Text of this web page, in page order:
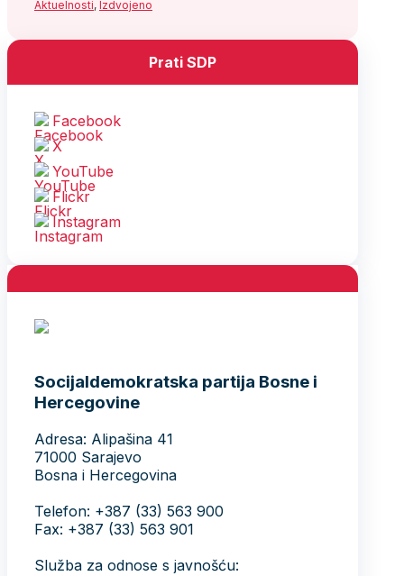
Aktuelnosti, Izdvojeno
Prati SDP
Facebook
X
YouTube
Flickr
Instagram
Socijaldemokratska partija Bosne i
Hercegovine
Adresa: Alipašina 41
71000 Sarajevo
Bosna i Hercegovina
Telefon: +387 (33) 563 900
Fax: +387 (33) 563 901
Služba za odnose s javnošću: